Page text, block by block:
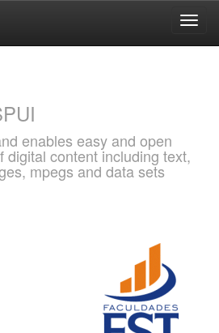
enables easy and open
digital content including text,
mpegs and data sets